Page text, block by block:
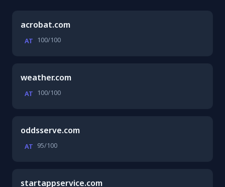
acrobat.com
AT 100/100
weather.com
AT 100/100
oddsserve.com
AT 95/100
startappservice.com